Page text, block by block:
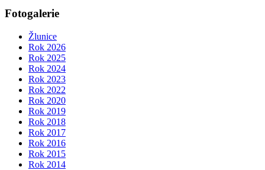
Fotogalerie
Žlunice
Rok 2026
Rok 2025
Rok 2024
Rok 2023
Rok 2022
Rok 2020
Rok 2019
Rok 2018
Rok 2017
Rok 2016
Rok 2015
Rok 2014